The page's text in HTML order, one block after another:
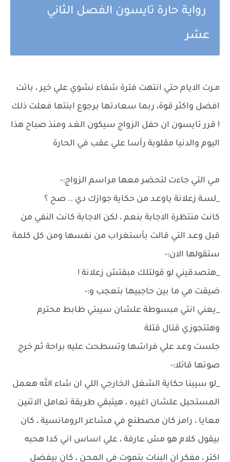
رواية حارة تايسون الفصل الثاني
عشر
مـرت الايام حتي انتهت فترة شفاء نشوي علي خير ، باتت
افضل واكثر قوة، ربما سعادتها برجوع ابنتها فعلت ذلك
! قرر تايسون ان حفل الزواج سيكون الغـد ومنذ صباح هذا
اليوم والدنيا مقلوبة رأسا علي عقب في الحارة
مـي التي جاءت لتحضر معها مراسم الزواج:-
_لسـة زعلانة ياوعـد من حكاية جوازك دي .. صح ؟
كانت منتظرة الاجابة بنعم ، لكن الاجابة كانت النفي من
قبل وعـد التي قالت بأستغراب من نفسها ومن كل كلمة
ستقولها الان:-
_هتصدقيني لو قولتلك مبقتش زعلانة !
ضيقت مي ما بين حاجبيها بتعجب و:-
_يعني انتي مبسوطة علشان سيبتي ظابط محترم
وهتتجوزي قتال قتلة
جلست وعـد علي فراشها وتسطحت عليه براحة ثم خرج
صوتها قائلا:-
_لو سيبنا حكاية الشغل الخارجي اللي ان شاء الله هعمل
المستحيل علشان اغيره ، هيتبقي طريقة تعامل الاتنين
معايا ، رامز كان مصطنع في مشاعر الرومانسية ، كان
بيقول كلام هو مش عارفة ، علي اساس اني كدا هحبه
اكتر ، مفكر ان البنات بتموت في المحن ، كان بيفضل